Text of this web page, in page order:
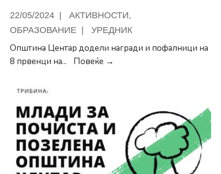
22/05/2024 | АКТИВНОСТИ,
ОБРАЗОВАНИЕ | УРЕДНИК
Општина Центар додели награди и пофалници на
8 првенци на... Повеќе →
најдобрите
наставници
ученици,
првенци